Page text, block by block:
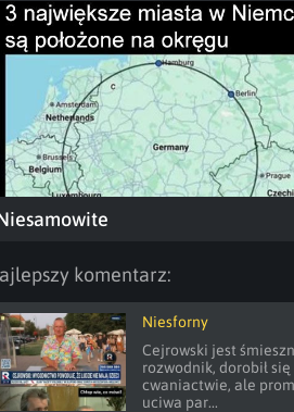
komentarz:
Niesforny
Cejrowski jest
rozwodnik, dorobił się
cwaniactwie, ale
uciwa par...